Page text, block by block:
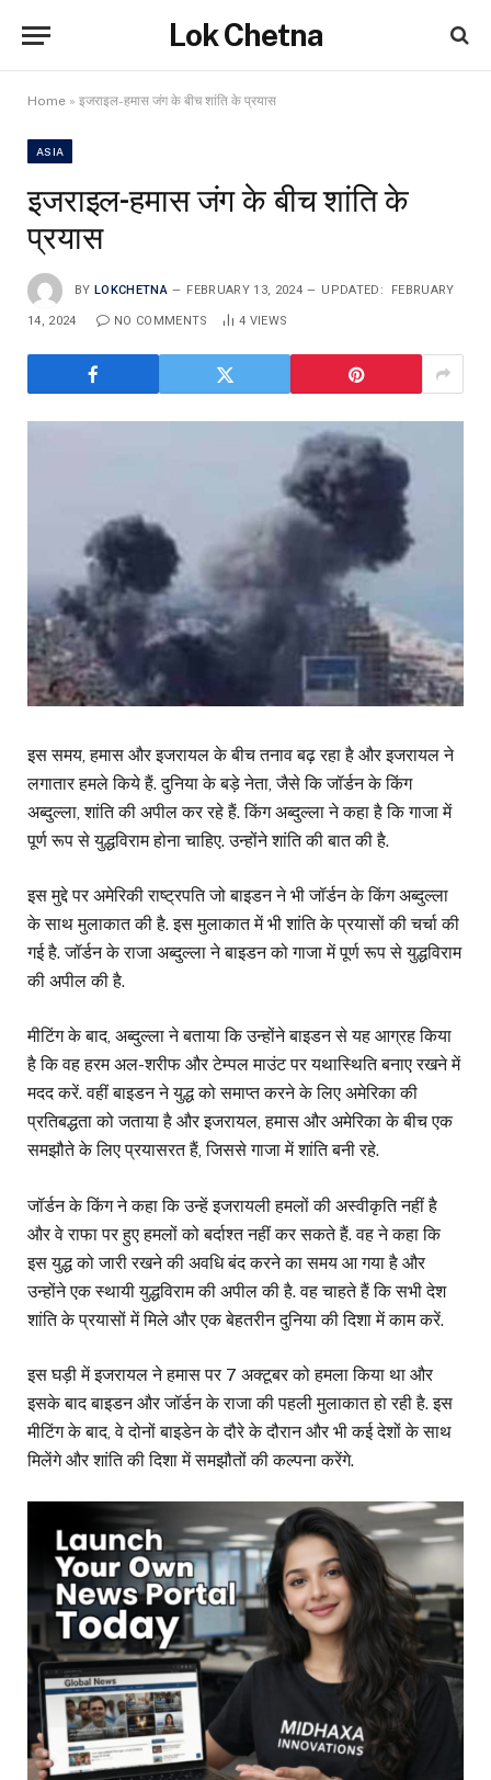
Lok Chetna
Home » इजराइल-हमास जंग के बीच शांति के प्रयास
ASIA
इजराइल-हमास जंग के बीच शांति के
प्रयास
BY LOKCHETNA FEBRUARY 13, 2024 UPDATED: FEBRUARY
14, 2024 NO COMMENTS 4 VIEWS
इस समय, हमास और इजरायल के बीच तनाव बढ़ रहा है और इजरायल ने
लगातार हमले किये हैं. दुनिया के बड़े नेता, जैसे कि जॉर्डन के किंग
अब्दुल्ला, शांति की अपील कर रहे हैं. किंग अब्दुल्ला ने कहा है कि गाजा में
पूर्ण रूप से युद्धविराम होना चाहिए. उन्होंने शांति की बात की है.
इस मुद्दे पर अमेरिकी राष्ट्रपति जो बाइडन ने भी जॉर्डन के किंग अब्दुल्ला
के साथ मुलाकात की है. इस मुलाकात में भी शांति के प्रयासों की चर्चा की
गई है. जॉर्डन के राजा अब्दुल्ला ने बाइडन को गाजा में पूर्ण रूप से युद्धविराम
की अपील की है.
मीटिंग के बाद, अब्दुल्ला ने बताया कि उन्होंने बाइडन से यह आग्रह किया
है कि वह हरम अल-शरीफ और टेम्पल माउंट पर यथास्थिति बनाए रखने में
मदद करें. वहीं बाइडन ने युद्ध को समाप्त करने के लिए अमेरिका की
प्रतिबद्धता को जताया है और इजरायल, हमास और अमेरिका के बीच एक
समझौते के लिए प्रयासरत हैं, जिससे गाजा में शांति बनी रहे.
जॉर्डन के किंग ने कहा कि उन्हें इजरायली हमलों की अस्वीकृति नहीं है
और वे राफा पर हुए हमलों को बर्दाश्त नहीं कर सकते हैं. वह ने कहा कि
इस युद्ध को जारी रखने की अवधि बंद करने का समय आ गया है और
उन्होंने एक स्थायी युद्धविराम की अपील की है. वह चाहते हैं कि सभी देश
शांति के प्रयासों में मिले और एक बेहतरीन दुनिया की दिशा में काम करें.
इस घड़ी में इजरायल ने हमास पर 7 अक्टूबर को हमला किया था और
इसके बाद बाइडन और जॉर्डन के राजा की पहली मुलाकात हो रही है. इस
मीटिंग के बाद, वे दोनों बाइडेन के दौरे के दौरान और भी कई देशों के साथ
मिलेंगे और शांति की दिशा में समझौतों की कल्पना करेंगे.